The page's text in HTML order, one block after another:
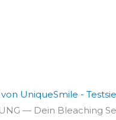
UniqueSmile -
— Dein Bleaching